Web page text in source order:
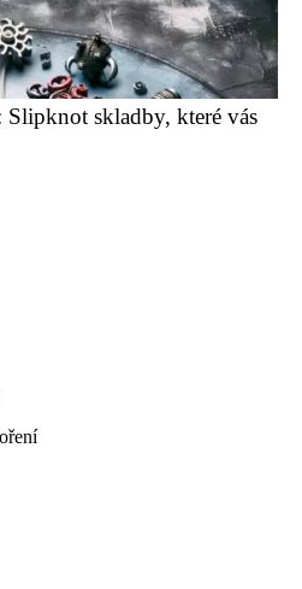
skladby, které vás